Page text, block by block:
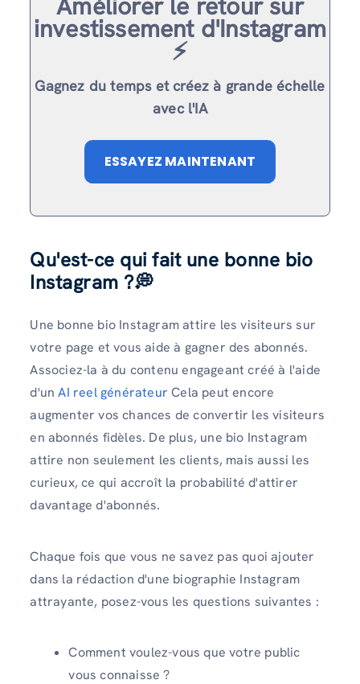
Améliorer le retour sur
investissement d'Instagram
⚡️
Gagnez du temps et créez à grande échelle
avec l'IA
ESSAYEZ MAINTENANT
Qu'est-ce qui fait une bonne bio
Instagram ?💭
Une bonne bio Instagram attire les visiteurs sur
votre page et vous aide à gagner des abonnés.
Associez-la à du contenu engageant créé à l'aide
d'unAI reel générateur Cela peut encore
augmenter vos chances de convertir les visiteurs
en abonnés fidèles. De plus, une bio Instagram
attire non seulement les clients, mais aussi les
curieux, ce qui accroît la probabilité d'attirer
davantage d'abonnés.
Chaque fois que vous ne savez pas quoi ajouter
dans la rédaction d'une biographie Instagram
attrayante, posez-vous les questions suivantes :
Comment voulez-vous que votre public
vous connaisse ?